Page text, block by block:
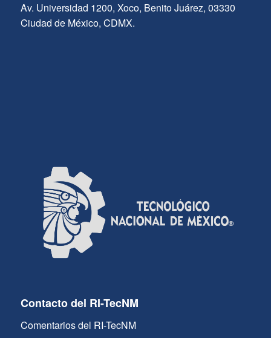
Av. Universidad 1200, Xoco, Benito Juárez, 03330
Ciudad de México, CDMX.
Contacto del RI-TecNM
Comentarios del RI-TecNM